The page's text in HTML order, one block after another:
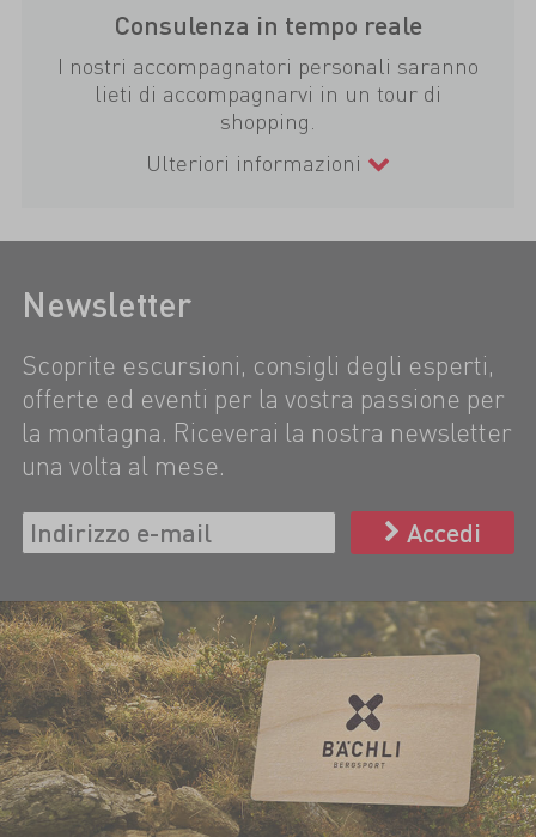
Consulenza in tempo reale
I nostri accompagnatori personali saranno
lieti di accompagnarvi in un tour di
shopping.
Ulteriori informazioni
Newsletter
Scoprite escursioni, consigli degli esperti,
offerte ed eventi per la vostra passione per
la montagna. Riceverai la nostra newsletter
una volta al mese.
Accedi